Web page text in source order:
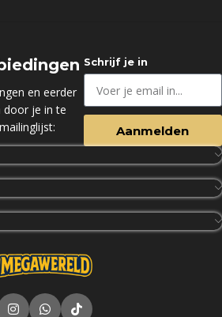
en eerder
je in te
Schrijf je in
Aanmelden